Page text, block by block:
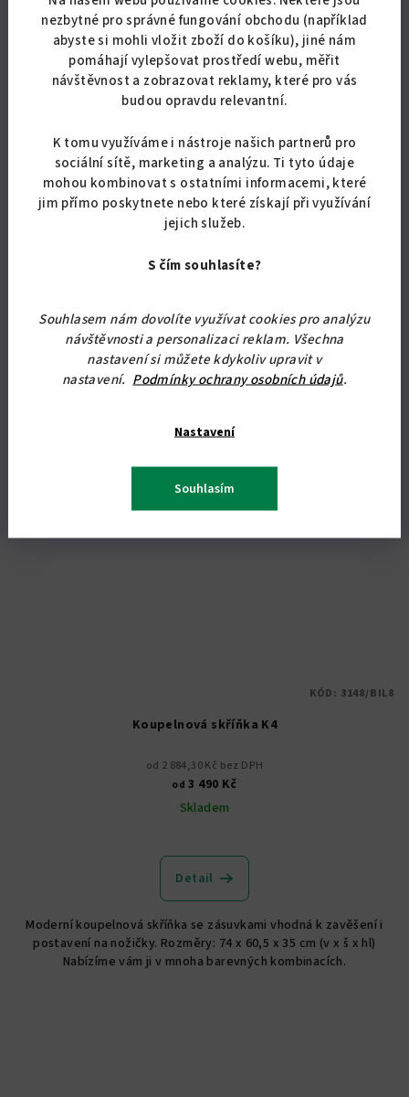
nezbytné pro správné fungování obchodu (například
abyste si mohli vložit zboží do košíku), jiné nám
pomáhají vylepšovat prostředí webu, měřit
návštěvnost a zobrazovat reklamy, které pro vás
budou opravdu relevantní.
K tomu využíváme i nástroje našich partnerů pro
sociální sítě, marketing a analýzu. Ti tyto údaje
mohou kombinovat s ostatními informacemi, které
jim přímo poskytnete nebo které získají při využívání
jejich služeb.
S čím souhlasíte?
Souhlasem nám dovolíte využívat cookies pro analýzu
návštěvnosti a personalizaci reklam. Všechna
nastavení si můžete kdykoliv upravit v
nastavení. Podmínky ochrany osobních údajů.
Nastavení
Souhlasím
Koupelnová skříňka K2
od 2 024,79 Kč bez DPH
od2 450 Kč
Skladem(20 ks)
Průměrné
je
5
hvězdiček.
Detail
zavěšení i postavení na nožičky. Rozměry: 74 x 60,5 x 35 cm (v x š
x hl) Nabízíme vám ji v mnoha barevných...
3142/BIL8
Koupelnová skříňka K4
od 2 884,30 Kč bez DPH
od 3 490 Kč
Skladem
hodnocení
produktu
z
5
hvězdiček.
Detail
Moderní koupelnová skříňka se zásuvkami vhodná k zavěšení i
postavení na nožičky. Rozměry: 74 x 60,5 x 35 cm (v x š x hl)
Nabízíme vám ji v mnoha barevných kombinacích.
KÓD: 3148/BIL8